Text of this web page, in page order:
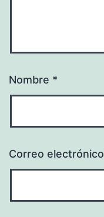
Nombre *
Correo electrónico